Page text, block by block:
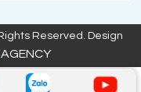
Reserved. Design